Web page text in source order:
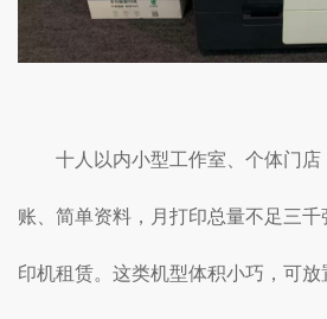
十人以内小型工作室、个体门
账、简单资料，月打印总量不足三
印机租赁。这类机型体积小巧，可放